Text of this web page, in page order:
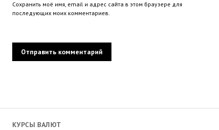
КУРСЫ ВАЛЮТ
Сохранить моё имя, email и адрес сайта в этом браузере для
последующих моих комментариев.